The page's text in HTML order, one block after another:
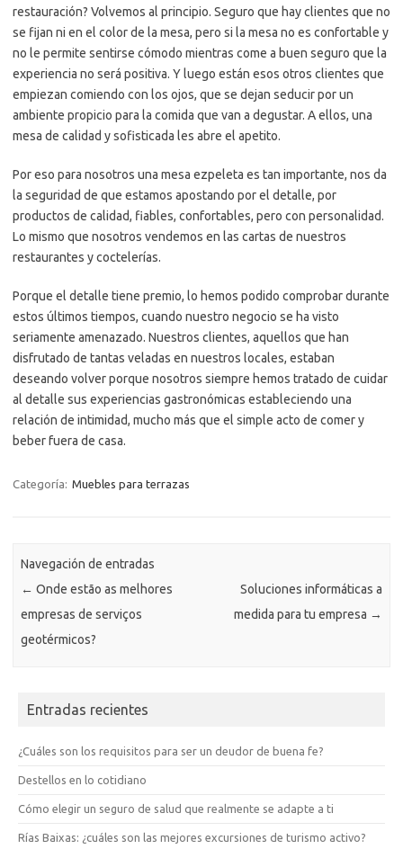
restauración? Volvemos al principio. Seguro que hay clientes que no
se fijan ni en el color de la mesa, pero si la mesa no es confortable y
no le permite sentirse cómodo mientras come a buen seguro que la
experiencia no será positiva. Y luego están esos otros clientes que
empiezan comiendo con los ojos, que se dejan seducir por un
ambiente propicio para la comida que van a degustar. A ellos, una
mesa de calidad y sofisticada les abre el apetito.
Por eso para nosotros una mesa ezpeleta es tan importante, nos da
la seguridad de que estamos apostando por el detalle, por
productos de calidad, fiables, confortables, pero con personalidad.
Lo mismo que nosotros vendemos en las cartas de nuestros
restaurantes y coctelerías.
Porque el detalle tiene premio, lo hemos podido comprobar durante
estos últimos tiempos, cuando nuestro negocio se ha visto
seriamente amenazado. Nuestros clientes, aquellos que han
disfrutado de tantas veladas en nuestros locales, estaban
deseando volver porque nosotros siempre hemos tratado de cuidar
al detalle sus experiencias gastronómicas estableciendo una
relación de intimidad, mucho más que el simple acto de comer y
beber fuera de casa.
Categoría: Muebles para terrazas
Navegación de entradas
← Onde estão as melhores
empresas de serviços
geotérmicos?
Soluciones informáticas a
medida para tu empresa →
Entradas recientes
¿Cuáles son los requisitos para ser un deudor de buena fe?
Destellos en lo cotidiano
Cómo elegir un seguro de salud que realmente se adapte a ti
Rías Baixas: ¿cuáles son las mejores excursiones de turismo activo?